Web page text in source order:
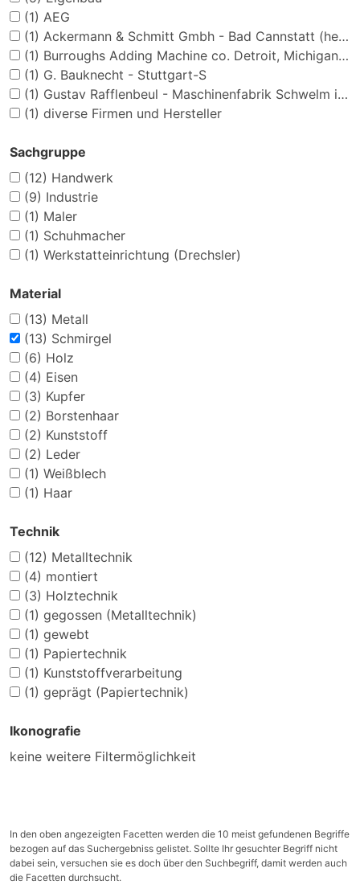
(1) AEG
(1) Ackermann & Schmitt Gmbh - Bad Cannstatt (heute:Flex-Elektrowerkzeuge GmbH)
(1) Burroughs Adding Machine co. Detroit, Michigan, USA
(1) G. Bauknecht - Stuttgart-S
(1) Gustav Rafflenbeul - Maschinenfabrik Schwelm i./W.
(1) diverse Firmen und Hersteller
Sachgruppe
(12) Handwerk
(9) Industrie
(1) Maler
(1) Schuhmacher
(1) Werkstatteinrichtung (Drechsler)
Material
(13) Metall
(13) Schmirgel
(6) Holz
(4) Eisen
(3) Kupfer
(2) Borstenhaar
(2) Kunststoff
(2) Leder
(1) Weißblech
(1) Haar
Technik
(12) Metalltechnik
(4) montiert
(3) Holztechnik
(1) gegossen (Metalltechnik)
(1) gewebt
(1) Papiertechnik
(1) Kunststoffverarbeitung
(1) geprägt (Papiertechnik)
Ikonografie
keine weitere Filtermöglichkeit
In den oben angezeigten Facetten werden die 10 meist gefundenen Begriffe
bezogen auf das Suchergebniss gelistet. Sollte Ihr gesuchter Begriff nicht
dabei sein, versuchen sie es doch über den Suchbegriff, damit werden auch
die Facetten durchsucht.